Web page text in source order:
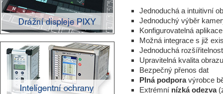
Jednoduchá a intuitivní
Jednoduchý výběr
Konfigurovatelná
Možná integrace s již
Jednoduchá
Upravitelná kvalita
Bezpečný přenos dat
Plná podporavýrobce
Extrémní nízká odezva